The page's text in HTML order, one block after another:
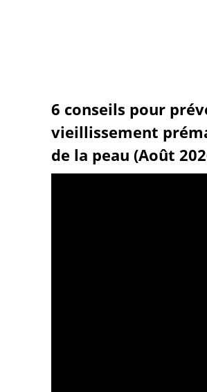
6 conseils pour
vieillissement
de la peau (Août